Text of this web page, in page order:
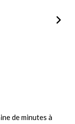
de minutes à